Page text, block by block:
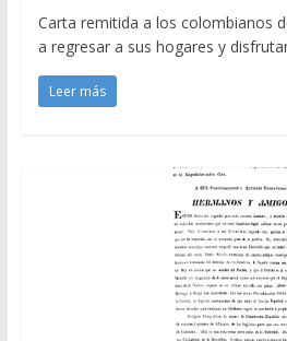
Carta remitida a los colombianos
a regresar a sus hogares y
Leer más